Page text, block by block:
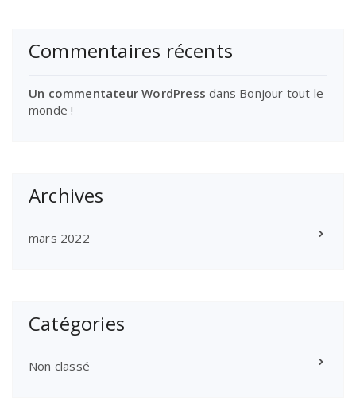
Commentaires récents
Un commentateur WordPress dans Bonjour tout le
monde !
Archives
mars 2022
Catégories
Non classé